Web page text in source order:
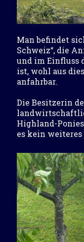
Man befindet
Schweiz“, die
und im Einfluss
ist, wohl aus
anfahrbar.
Die Besitzerin
Highland-
es kein weiteres